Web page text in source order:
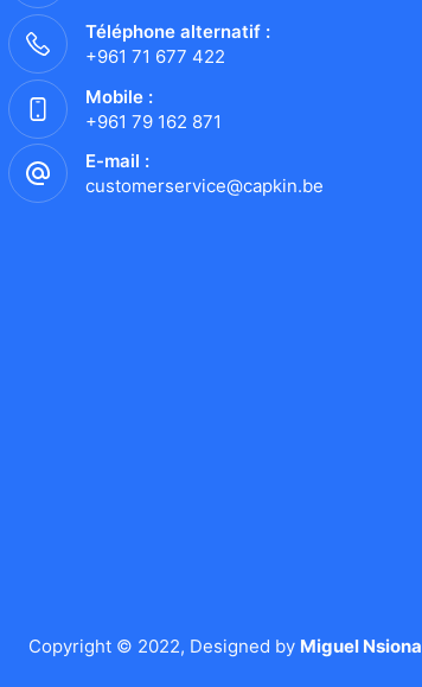
Téléphone alternatif :
+961 71 677 422
Mobile :
+961 79 162 871
E-mail :
customerservice@capkin.be
Copyright © 2022, Designed by Miguel Nsiona